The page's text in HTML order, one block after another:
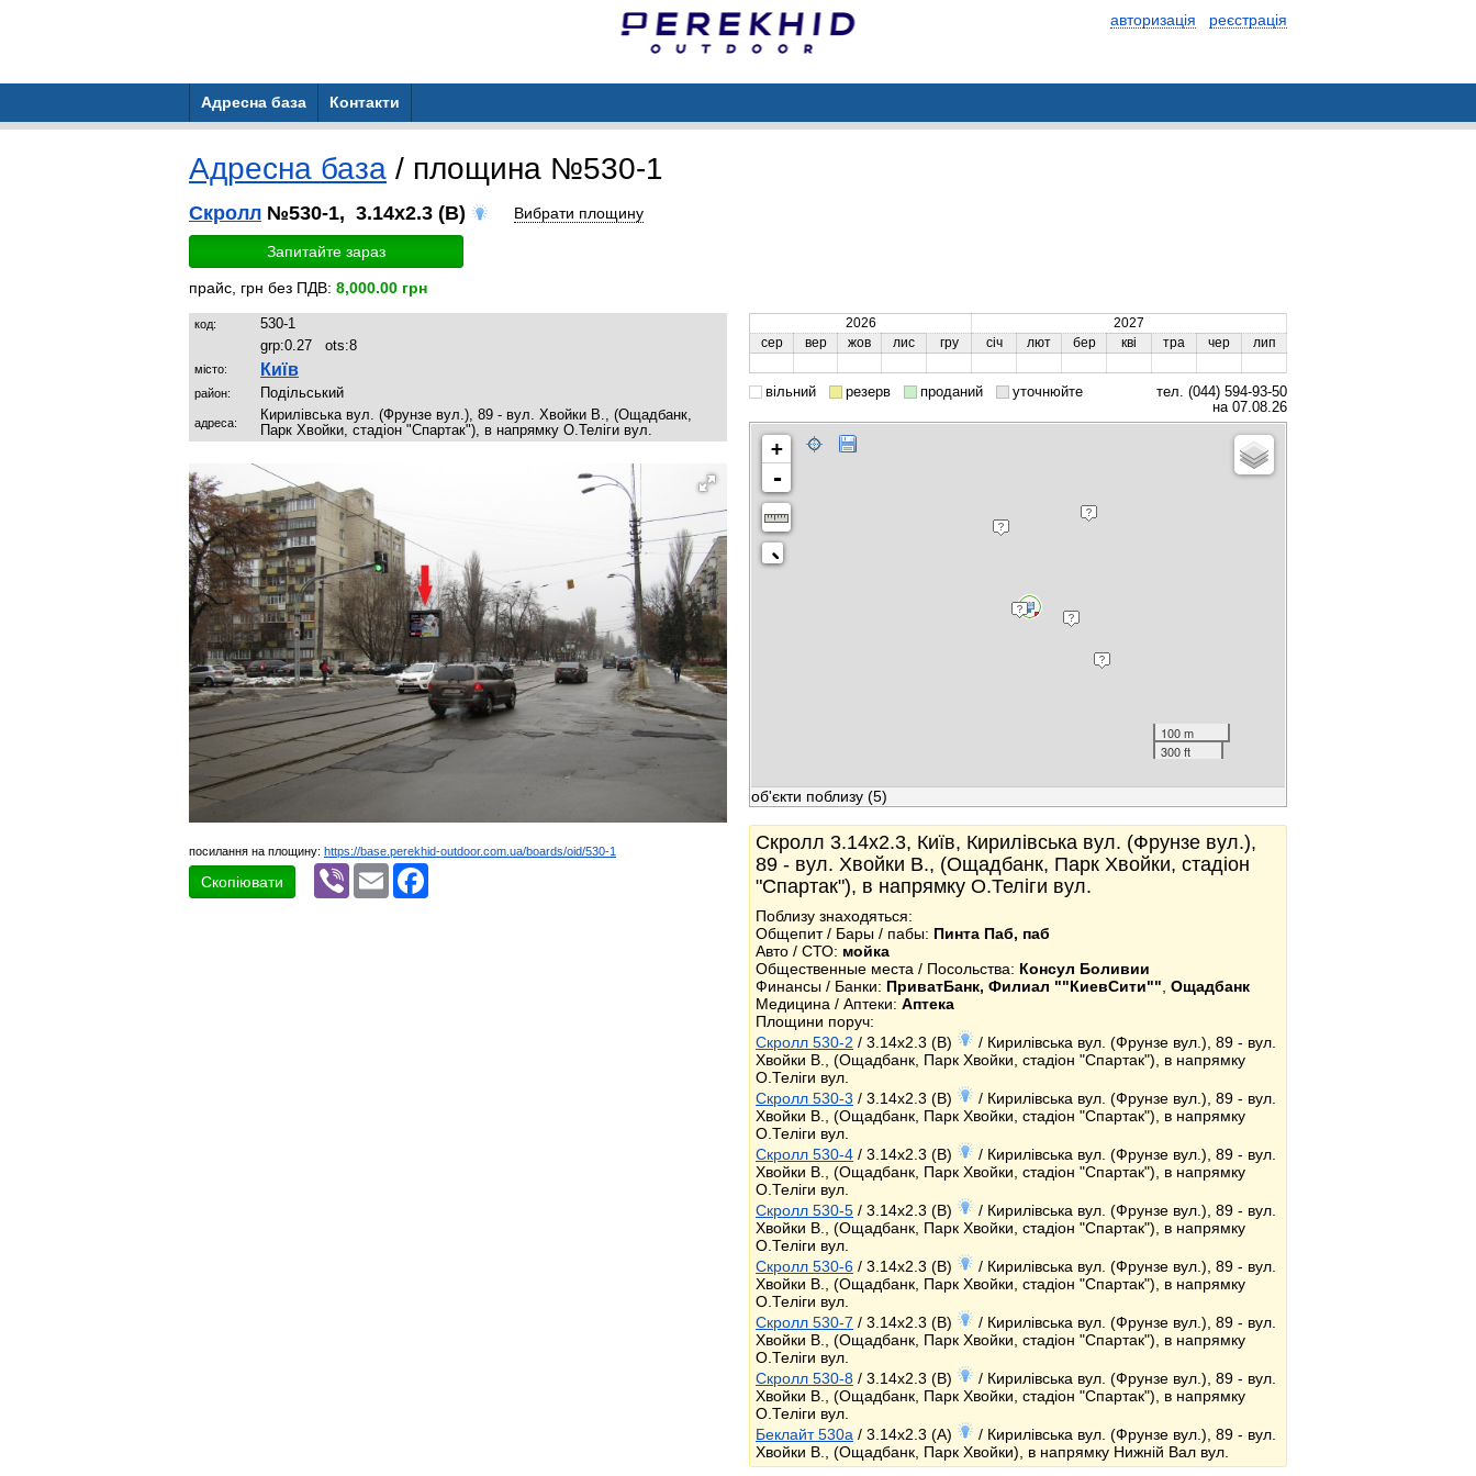
авторизація реєстрація
Адресна база Контакти
Адресна база / площина №530-1
Скролл №530-1, 3.14x2.3 (B) Вибрати площину
Запитайте зараз
прайс, грн без ПДВ: 8,000.00 грн
код:
530-1
grp:0.27 ots:8
місто: Київ
район: Подільський
адреса:
Кирилівська вул. (Фрунзе вул.), 89 - вул. Хвойки В., (Ощадбанк,
Парк Хвойки, стадіон "Спартак"), в напрямку О.Теліги вул.
посилання на площину: https://base.perekhid-outdoor.com.ua/boards/oid/530-1
Скопіювати
Viber Email
2026
2027
сер
вер жов лис гру січ лют бер кві тра чер лип
вільний резерв проданий уточнюйте
тел. (044) 594-93-50
на 07.08.26
+
-
100 m
300 ft
об'єкти поблизу (5)
Скролл 3.14x2.3, Київ, Кирилівська вул. (Фрунзе вул.),
89 - вул. Хвойки В., (Ощадбанк, Парк Хвойки, стадіон
"Спартак"), в напрямку О.Теліги вул.
Поблизу знаходяться:
Общепит / Бары / пабы: Пинта Паб, паб
Авто / СТО: мойка
Общественные места / Посольства: Консул Боливии
Финансы / Банки: ПриватБанк, Филиал ""КиевСити"" Ощадбанк
Медицина / Аптеки: Аптека
Площини поруч:
Скролл 530-2 / 3.14x2.3 (B)
/ Кирилівська вул. (Фрунзе вул.), 89 - вул.
Хвойки В., (Ощадбанк, Парк Хвойки, стадіон "Спартак"), в напрямку
О.Теліги вул.
Скролл 530-3 / 3.14x2.3 (B)
/ Кирилівська вул. (Фрунзе вул.), 89 - вул.
Хвойки В., (Ощадбанк, Парк Хвойки, стадіон "Спартак"), в напрямку
О.Теліги вул.
Скролл 530-4 / 3.14x2.3 (B)
/ Кирилівська вул. (Фрунзе вул.), 89 - вул.
Хвойки В., (Ощадбанк, Парк Хвойки, стадіон "Спартак"), в напрямку
О.Теліги вул.
Скролл 530-5 / 3.14x2.3 (B)
/ Кирилівська вул. (Фрунзе вул.), 89 - вул.
Хвойки В., (Ощадбанк, Парк Хвойки, стадіон "Спартак"), в напрямку
О.Теліги вул.
Скролл 530-6 / 3.14x2.3 (B)
/ Кирилівська вул. (Фрунзе вул.), 89 - вул.
Хвойки В., (Ощадбанк, Парк Хвойки, стадіон "Спартак"), в напрямку
О.Теліги вул.
Скролл 530-7 / 3.14x2.3 (B)
/ Кирилівська вул. (Фрунзе вул.), 89 - вул.
Хвойки В., (Ощадбанк, Парк Хвойки, стадіон "Спартак"), в напрямку
О.Теліги вул.
Скролл 530-8 / 3.14x2.3 (B)
/ Кирилівська вул. (Фрунзе вул.), 89 - вул.
Хвойки В., (Ощадбанк, Парк Хвойки, стадіон "Спартак"), в напрямку
О.Теліги вул.
Беклайт 530a / 3.14x2.3 (A)
/ Кирилівська вул. (Фрунзе вул.), 89 - вул.
Хвойки В., (Ощадбанк, Парк Хвойки), в напрямку Нижній Вал вул.